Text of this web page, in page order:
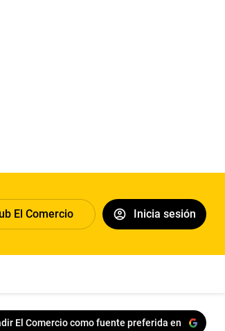
El Comercio Inicia sesión
El Comercio como fuente preferida en